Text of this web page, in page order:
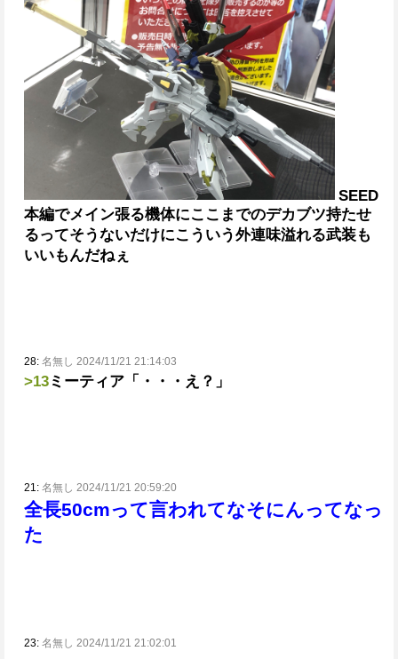
SEED
本編でメイン張る機体にここまでのデカブツ持たせ
るってそうないだけにこういう外連味溢れる武装も
いいもんだねぇ
28: 名無し 2024/11/21 21:14:03
>13 ミーティア「・・・え？」
21: 名無し 2024/11/21 20:59:20
全長50cmって言われてなそにんってなっ
た
23: 名無し 2024/11/21 21:02:01